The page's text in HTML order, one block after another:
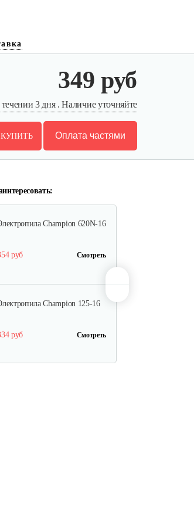
349 руб
3 дня . Наличие уточняйте
КУПИТЬ Оплата частями
Смотреть
Champion 620N-16
руб Смотреть
Champion 125-16
руб Смотреть